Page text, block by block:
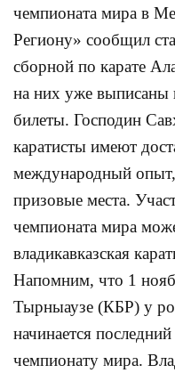
чемпионата мира в
Региону» сообщил
сборной по карате
на них уже выписаны
билеты. Господин
каратисты имеют
международный опыт,
призовые места.
чемпионата мира
владикавказская
Напомним, что 1
Тырныаузе (КБР) у
начинается
чемпионату мира.